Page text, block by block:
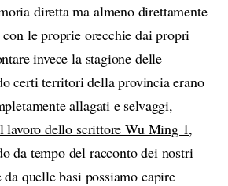
diretta ma almeno direttamente
le proprie orecchie dai propri
invece la stagione delle
certi territori della provincia erano
allagati e selvaggi,
lavoro dello scrittore Wu Ming 1,
da tempo del racconto dei nostri
quelle basi possiamo capire